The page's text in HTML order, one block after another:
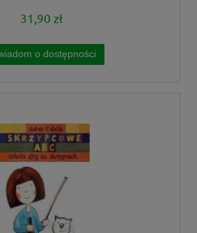
31,90 zł
o dostępności